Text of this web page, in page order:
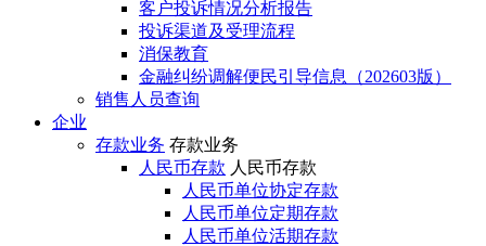
客户投诉情况分析报告
投诉渠道及受理流程
消保教育
金融纠纷调解便民引导信息（202603版）
销售人员查询
企业
存款业务 存款业务
人民币存款 人民币存款
人民币单位协定存款
人民币单位定期存款
人民币单位活期存款